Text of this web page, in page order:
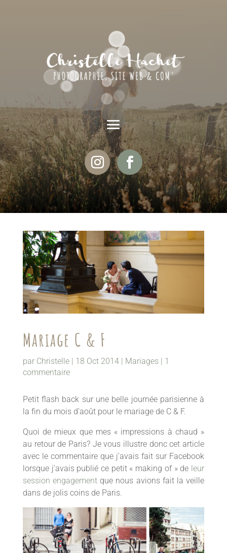
Mariage C & F
par Christelle| 18 Oct 2014| Mariages
1
commentaire
Petit flash back sur une belle journée parisienne à
la fin du mois d’août pour le mariage de C & F.
Quoi de mieux que mes « impressions à chaud »
au retour de Paris? Je vous illustre donc cet article
avec le commentaire que j’avais fait sur Facebook
lorsque j’avais publié ce petit « making of » de leur
session engagement que nous avions fait la veille
dans de jolis coins de Paris.